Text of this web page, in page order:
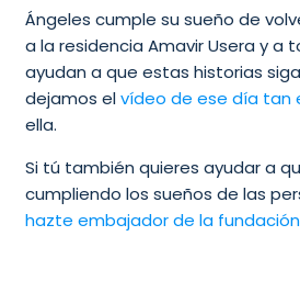
Ángeles cumple su sueño de
a la residencia Amavir Usera y a
ayudan a que estas historias
dejamos elvídeo de ese día tan
ella.
Si tú también quieres ayudar a
cumpliendo los sueños de las
hazte embajador de la fundación